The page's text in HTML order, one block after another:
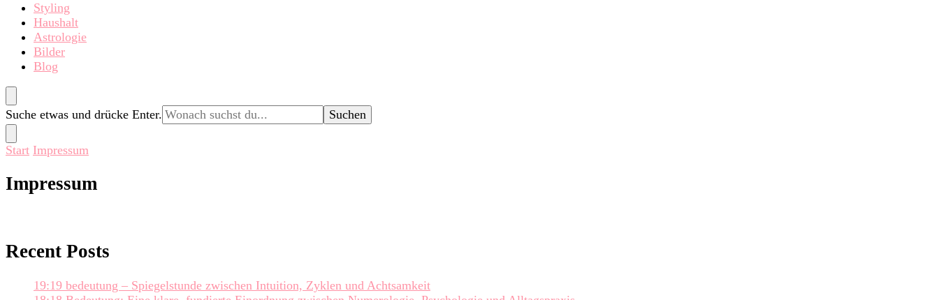
Styling
Haushalt
Astrologie
Bilder
Blog
Suchst
du
nach
etwas?
Suche etwas und drücke Enter.
Start Impressum
Impressum
Recent Posts
19:19 bedeutung – Spiegelstunde zwischen Intuition, Zyklen und Achtsamkeit